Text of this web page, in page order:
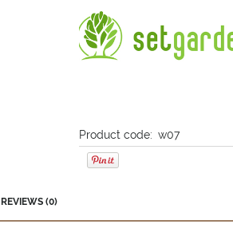
Product code: w07
(0)